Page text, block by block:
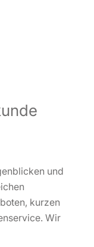
und
kurzen
Wir